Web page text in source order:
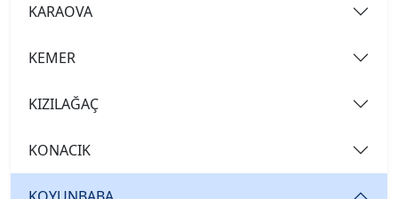
KARAOVA
KEMER
KIZILAĞAÇ
KONACIK